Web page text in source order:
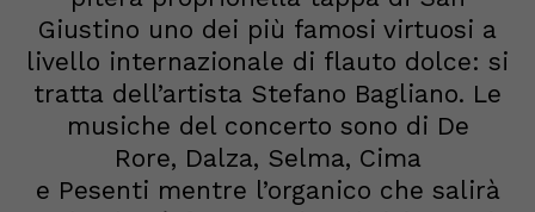
Giustino uno dei più famosi virtuosi a
livello internazionale di flauto dolce: si
tratta dell’artista Stefano Bagliano. Le
musiche del concerto sono di De
Rore, Dalza, Selma, Cima
e Pesenti mentre l’organico che salirà